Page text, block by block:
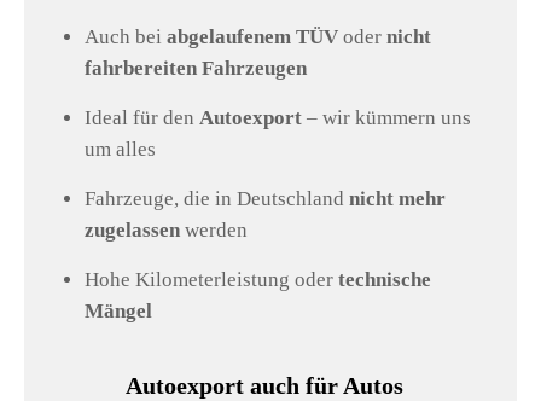
Auch bei abgelaufenem TÜV oder nicht
fahrbereiten Fahrzeugen
Ideal für den Autoexport – wir kümmern uns
um alles
Fahrzeuge, die in Deutschland nicht mehr
zugelassen werden
Hohe Kilometerleistung oder technische
Mängel
Autoexport auch für Autos